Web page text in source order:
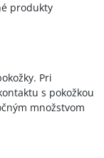
produkty
Pri
s pokožkou
množstvom